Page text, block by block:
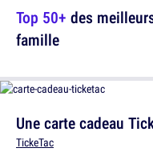
Une carte cadeau
TickeTac
Top 50+ des
famille